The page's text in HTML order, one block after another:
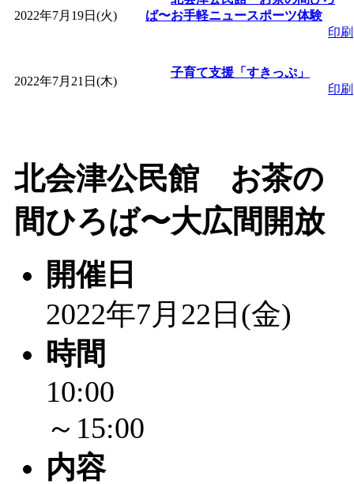
de 健康づくり」」 受
2022年7月19日(火)
ば〜お手軽ニュースポーツ体験
印刷
2022年7月21日(木)
子育て支援「すきっぷ」
印刷
北会津公民館 お茶の
間ひろば〜大広間開放
開催日
2022年7月22日(金)
時間
10:00
～15:00
内容